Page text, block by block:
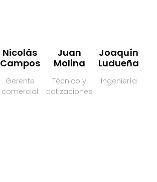
Nicolás
Campos
Gerente
comercial
Juan
Molina
Técnico y
cotizaciones
Joaquín
Ludueña
Ingeniería